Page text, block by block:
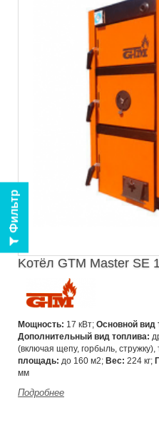
Фильтр
Kотёл GTM Master SE
Мощность: 17 кВт; Основной вид
Дополнительный вид топлива:
(включая щепу, горбыль,
площадь: до 160 м2; Вес: 224 кг;
мм
Подробнее